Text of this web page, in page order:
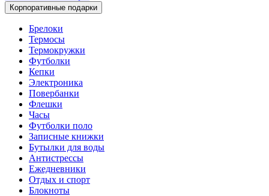
Корпоративные подарки
Брелоки
Термосы
Термокружки
Футболки
Кепки
Электроника
Повербанки
Флешки
Часы
Футболки поло
Записные книжки
Бутылки для воды
Антистрессы
Ежедневники
Отдых и спорт
Блокноты